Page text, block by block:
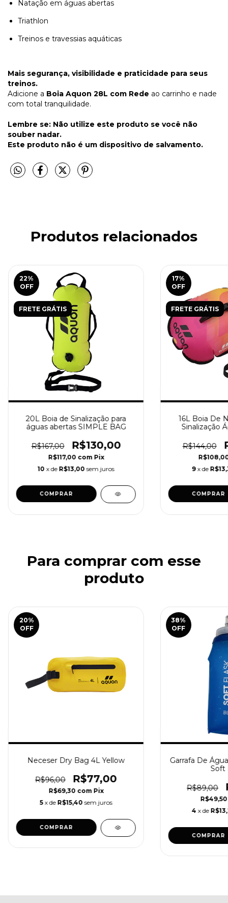
Natação em águas abertas
Triathlon
Treinos e travessias aquáticas
Mais segurança, visibilidade e praticidade para seus
treinos.
Adicione a Boia Aquon 28L com Rede ao carrinho e nade
com total tranquilidade.
Lembre se: Não utilize este produto se você não
souber nadar.
Este produto não é um dispositivo de salvamento.
Produtos relacionados
22%
OFF
FRETE GRÁTIS
20L Boia de Sinalização para
águas abertas SIMPLE BAG
R$167,00 R$130,00
R$117,00 com Pix
10 x de R$13,00 sem juros
17%
OFF
FRETE GRÁTIS
16L Boia De
Sinalização
R$144,00
9 x de
Para comprar com esse
produto
20%
OFF
Neceser Dry Bag 4L Yellow
R$96,00 R$77,00
R$69,30 com Pix
5 x de R$15,40 sem juros
38%
OFF
Garrafa De
Soft
R$89,00
4 x de